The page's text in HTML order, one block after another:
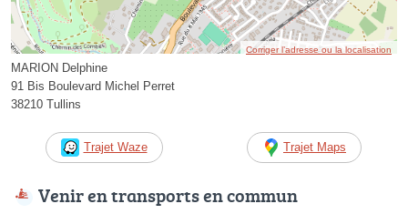
Corriger l’adresse ou la localisation
MARION Delphine
91 Bis Boulevard Michel Perret
38210 Tullins
Trajet Waze Trajet Maps
Venir en transports en commun